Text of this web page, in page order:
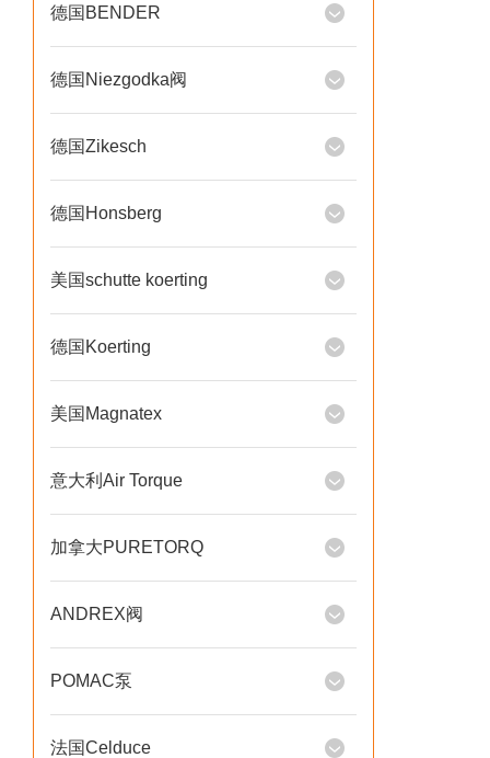
德国BENDER
德国Niezgodka阀
德国Zikesch
德国Honsberg
美国schutte koerting
德国Koerting
美国Magnatex
意大利Air Torque
加拿大PURETORQ
ANDREX阀
POMAC泵
法国Celduce